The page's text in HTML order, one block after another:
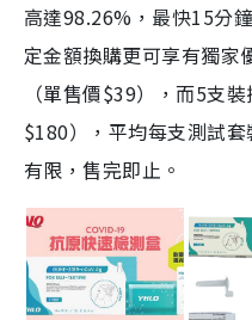
高達98.26%，最快15分
定金額換購更可享有獨
（單售價$39），而5支
$180），平均每支測試
有限，售完即止。